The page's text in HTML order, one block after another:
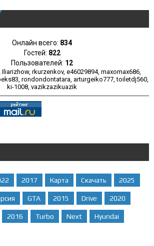
Онлайн всего: 834
Гостей: 822
Пользователей: 12
Iliarizhow, rkurzenkov, e46029894, maxomax686,
, rondondontatara, arturgeiko777,toiletdj560,
ki-1008, vazikzazikuazik
2017 Карта Скачать 2025
GTA 2015 Drive 2020
2016 Turbo Next Hyundai